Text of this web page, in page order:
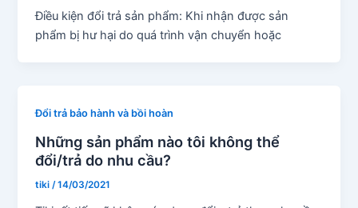
Điều kiện đổi trả sản phẩm: Khi nhận được sản
phẩm bị hư hại do quá trình vận chuyển hoặc
Đổi trả bảo hành và bồi hoàn
Những sản phẩm nào tôi không thể
đổi/trả do nhu cầu?
tiki /14/03/2021